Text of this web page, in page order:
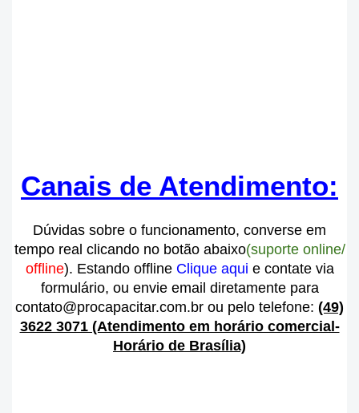
Canais de Atendimento:
Dúvidas sobre o funcionamento, converse em
tempo real clicando no botão abaixo(suporte online/
offline). Estando offline Clique aqui e contate via
formulário, ou envie email diretamente para
contato@procapacitar.com.br ou pelo telefone: (49)
3622 3071 (Atendimento em horário comercial-
Horário de Brasília)